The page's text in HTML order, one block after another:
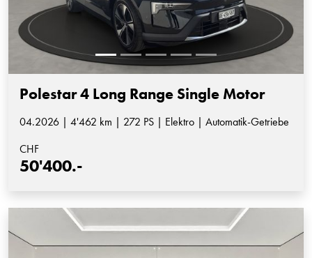
Polestar 4 Long Range Single Motor
04.2026 | 4'462 km | 272 PS | Elektro | Automatik-Getriebe
CHF
50'400.-